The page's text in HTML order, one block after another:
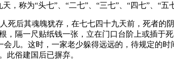
称为“头七”、“二七”、“三七”、“四七”、“五七
死后其魂魄犹存，在七七四十九天前，死者
隔一尺贴纸钱一张，立在门口台阶上或插于
儿。这时，一家老少躲得远远的，待规定的
此俗建国后已摒弃。